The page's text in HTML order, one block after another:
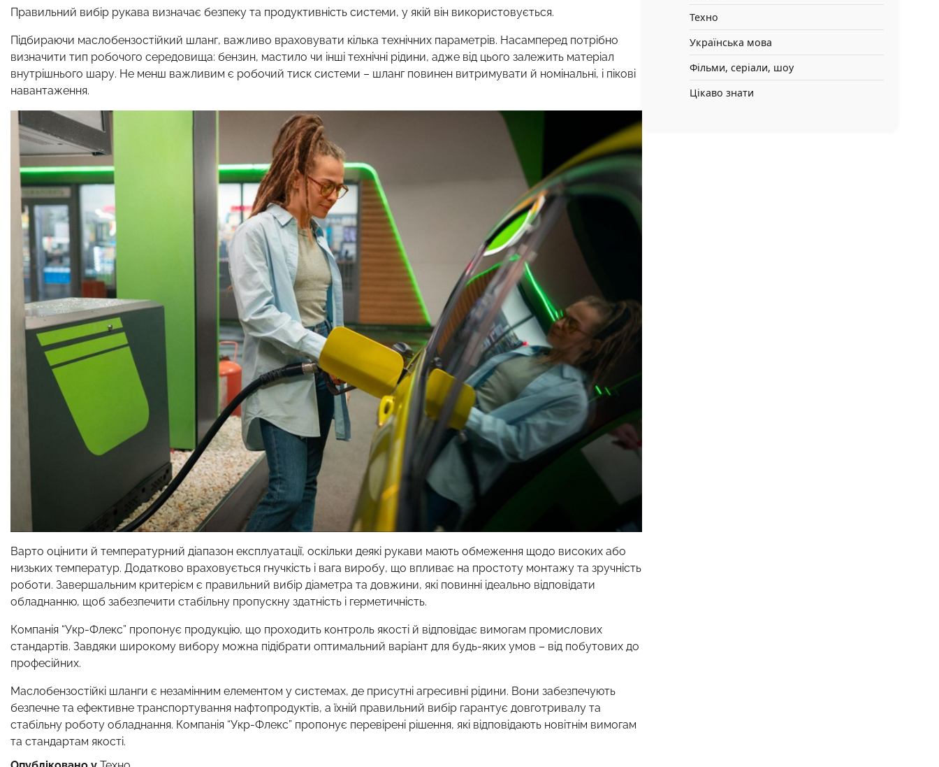
Правильний вибір рукава визначає безпеку та продуктивність системи, у якій він використовується.
Підбираючи маслобензостійкий шланг, важливо враховувати кілька технічних параметрів. Насамперед потрібно
визначити тип робочого середовища: бензин, мастило чи інші технічні рідини, адже від цього залежить матеріал
внутрішнього шару. Не менш важливим є робочий тиск системи – шланг повинен витримувати й номінальні, і пікові
навантаження.
Варто оцінити й температурний діапазон експлуатації, оскільки деякі рукави мають обмеження щодо високих або
низьких температур. Додатково враховується гнучкість і вага виробу, що впливає на простоту монтажу та зручність
роботи. Завершальним критерієм є правильний вибір діаметра та довжини, які повинні ідеально відповідати
обладнанню, щоб забезпечити стабільну пропускну здатність і герметичність.
Компанія “Укр-Флекс” пропонує продукцію, що проходить контроль якості й відповідає вимогам промислових
стандартів. Завдяки широкому вибору можна підібрати оптимальний варіант для будь-яких умов – від побутових до
професійних.
Маслобензостійкі шланги є незамінним елементом у системах, де присутні агресивні рідини. Вони забезпечують
безпечне та ефективне транспортування нафтопродуктів, а їхній правильний вибір гарантує довготривалу та
стабільну роботу обладнання. Компанія “Укр-Флекс” пропонує перевірені рішення, які відповідають новітнім вимогам
та стандартам якості.
Техно
Українська мова
Фільми, серіали, шоу
Цікаво знати